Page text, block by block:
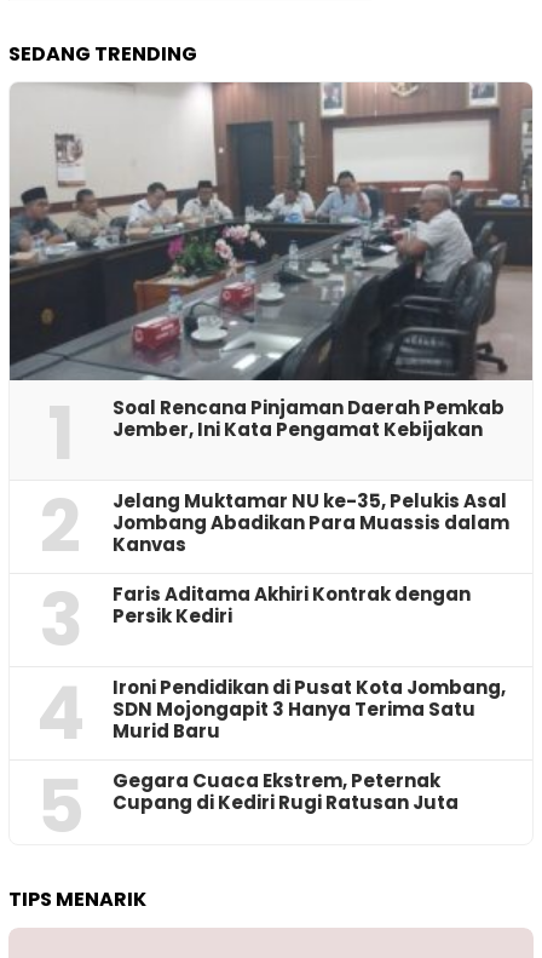
SEDANG TRENDING
1
‎Soal Rencana Pinjaman Daerah Pemkab
Jember, Ini Kata Pengamat Kebijakan ‎
2
Jelang Muktamar NU ke-35, Pelukis Asal
Jombang Abadikan Para Muassis dalam
Kanvas
3
Faris Aditama Akhiri Kontrak dengan
Persik Kediri
4
Ironi Pendidikan di Pusat Kota Jombang,
SDN Mojongapit 3 Hanya Terima Satu
Murid Baru
5
‎Gegara Cuaca Ekstrem, Peternak
Cupang di Kediri Rugi Ratusan Juta
TIPS MENARIK